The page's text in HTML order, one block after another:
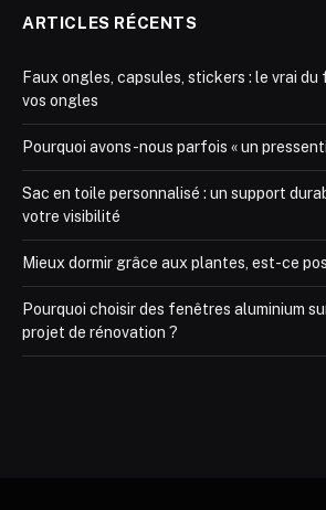
ARTICLES RÉCENTS
Faux ongles, capsules, stickers : le vrai du
vos ongles
Pourquoi avons-nous parfois « un
Sac en toile personnalisé : un support
votre visibilité
Mieux dormir grâce aux plantes, est-ce
Pourquoi choisir des fenêtres aluminium
projet de rénovation ?